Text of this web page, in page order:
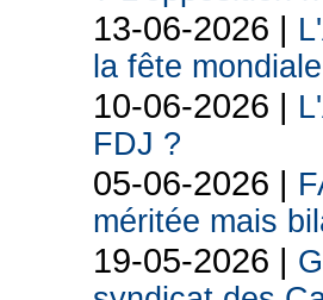
13-06-2026 |
la fête
10-06-2026 |
FDJ ?
05-06-2026 |
méritée mais
19-05-2026 |